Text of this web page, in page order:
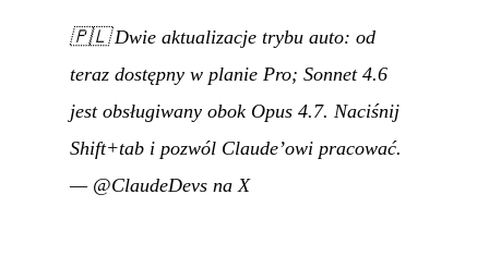
🇵🇱Dwie aktualizacje trybu auto: od
teraz dostępny w planie Pro; Sonnet 4.6
jest obsługiwany obok Opus 4.7. Naciśnij
Shift+tab i pozwól Claude’owi pracować.
— @ClaudeDevs na X